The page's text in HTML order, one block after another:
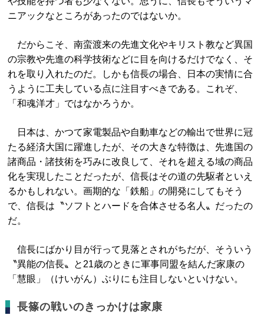
ニアックなところがあったのではないか。
だからこそ、南蛮渡来の先進文化やキリスト教など異国
の宗教や先進の科学技術などに目を向けるだけでなく、そ
れを取り入れたのだ。しかも信長の場合、日本の実情に合
うように工夫している点に注目すべきである。これぞ、
「和魂洋才」ではなかろうか。
日本は、かつて家電製品や自動車などの輸出で世界に冠
たる経済大国に躍進したが、その大きな特徴は、先進国の
諸商品・諸技術を巧みに改良して、それを超える域の商品
化を実現したことだったが、信長はその道の先駆者といえ
るかもしれない。画期的な「鉄船」の開発にしてもそう
で、信長は〝ソフトとハードを合体させる名人〟だったの
だ。
信長にばかり目が行って見落とされがちだが、そういう
〝異能の信長〟と21歳のときに軍事同盟を結んだ家康の
「慧眼」（けいがん）ぶりにも注目しないといけない。
長篠の戦いのきっかけは家康